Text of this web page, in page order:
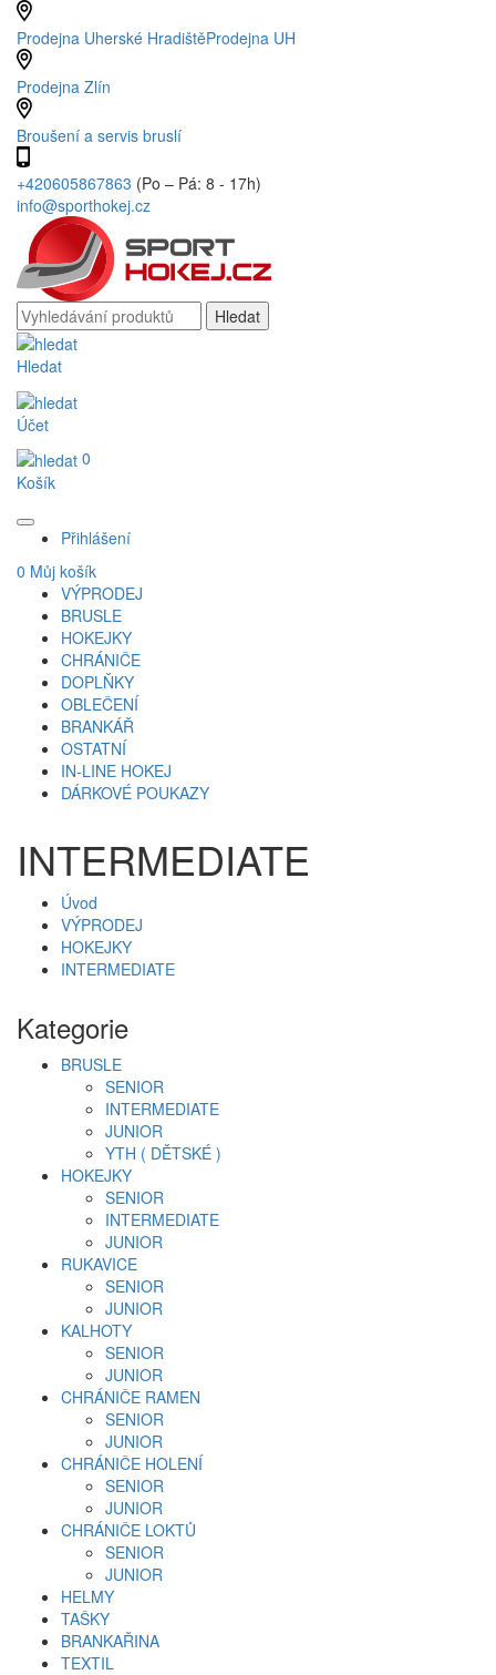
Prodejna Uherské HradištěProdejna UH
Prodejna Zlín
Broušení a servis bruslí
+420605867863 (Po – Pá: 8 - 17h)
info@sporthokej.cz
Hledat
Účet
0
Košík
Přihlášení
0 Můj košík
VÝPRODEJ
BRUSLE
HOKEJKY
CHRÁNIČE
DOPLŇKY
OBLEČENÍ
BRANKÁŘ
OSTATNÍ
IN-LINE HOKEJ
DÁRKOVÉ POUKAZY
INTERMEDIATE
Úvod
VÝPRODEJ
HOKEJKY
INTERMEDIATE
Kategorie
BRUSLE
SENIOR
INTERMEDIATE
JUNIOR
YTH ( DĚTSKÉ )
HOKEJKY
SENIOR
INTERMEDIATE
JUNIOR
RUKAVICE
SENIOR
JUNIOR
KALHOTY
SENIOR
JUNIOR
CHRÁNIČE RAMEN
SENIOR
JUNIOR
CHRÁNIČE HOLENÍ
SENIOR
JUNIOR
CHRÁNIČE LOKTŮ
SENIOR
JUNIOR
HELMY
TAŠKY
BRANKAŘINA
TEXTIL